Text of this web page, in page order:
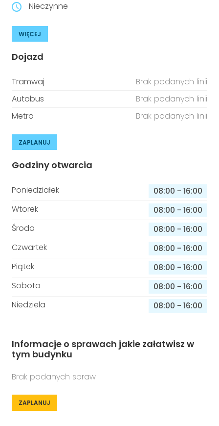
Nieczynne
WIĘCEJ
Dojazd
Tramwaj
Brak podanych linii
Autobus
Brak podanych linii
Metro
Brak podanych linii
ZAPLANUJ
Godziny otwarcia
Poniedziałek 08:00 - 16:00
Wtorek
08:00 - 16:00
Środa
08:00 - 16:00
Czwartek
08:00 - 16:00
Piątek
08:00 - 16:00
Sobota
08:00 - 16:00
Niedziela
08:00 - 16:00
Informacje o sprawach jakie załatwisz w
tym budynku
Brak podanych spraw
ZAPLANUJ